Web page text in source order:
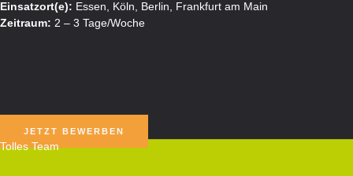
Einsatzort(e): Essen, Köln, Berlin, Frankfurt am Main
Zeitraum: 2 – 3 Tage/Woche
JETZT BEWERBEN
Tolles Team